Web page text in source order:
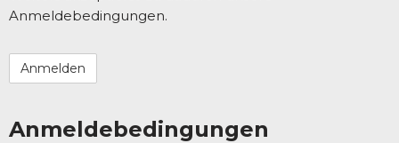
Anmeldebedingungen.
Anmeldebedingungen